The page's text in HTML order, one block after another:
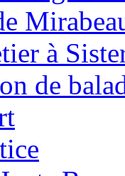
à
de